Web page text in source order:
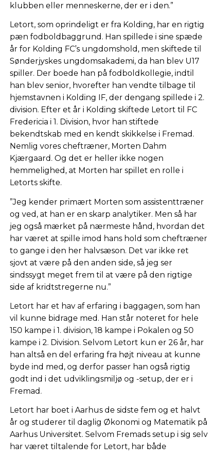
klubben eller menneskerne, der er i den.”
Letort, som oprindeligt er fra Kolding, har en rigtig
pæn fodboldbaggrund. Han spillede i sine spæde
år for Kolding FC’s ungdomshold, men skiftede til
Sønderjyskes ungdomsakademi, da han blev U17
spiller. Der boede han på fodboldkollegie, indtil
han blev senior, hvorefter han vendte tilbage til
hjemstavnen i Kolding IF, der dengang spillede i 2.
division. Efter et år i Kolding skiftede Letort til FC
Fredericia i 1. Division, hvor han stiftede
bekendtskab med en kendt skikkelse i Fremad.
Nemlig vores cheftræner, Morten Dahm
Kjærgaard. Og det er heller ikke nogen
hemmelighed, at Morten har spillet en rolle i
Letorts skifte.
”Jeg kender primært Morten som assistenttræner
og ved, at han er en skarp analytiker. Men så har
jeg også mærket på nærmeste hånd, hvordan det
har været at spille imod hans hold som cheftræner
to gange i den her halvsæson. Det var ikke ret
sjovt at være på den anden side, så jeg ser
sindssygt meget frem til at være på den rigtige
side af kridtstregerne nu.”
Letort har et hav af erfaring i baggagen, som han
vil kunne bidrage med. Han står noteret for hele
150 kampe i 1. division, 18 kampe i Pokalen og 50
kampe i 2. Division. Selvom Letort kun er 26 år, har
han altså en del erfaring fra højt niveau at kunne
byde ind med, og derfor passer han også rigtig
godt ind i det udviklingsmiljø og -setup, der er i
Fremad.
Letort har boet i Aarhus de sidste fem og et halvt
år og studerer til daglig Økonomi og Matematik på
Aarhus Universitet. Selvom Fremads setup i sig selv
har været tiltalende for Letort, har både